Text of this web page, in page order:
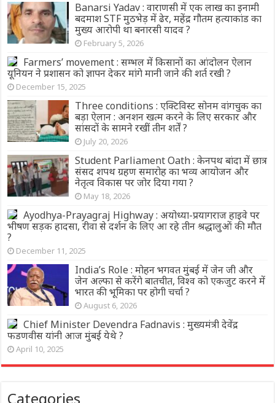
Banarsi Yadav : वाराणसी में एक लाख का इनामी
बदमाश STF मुठभेड़ में ढेर, महेंद्र गौतम हत्याकांड का
मुख्य आरोपी था बनारसी यादव ?
February 5, 2026
Farmers’ movement : सम्भल में किसानों का आंदोलन ऐलान
यूनियन ने प्रशासन को ज्ञापन देकर मांगे मानी जाने की शर्त रखी ?
December 15, 2025
Three conditions : एक्टिविस्ट सोनम वांगचुक का
बड़ा ऐलान : अनशन खत्म करने के लिए सरकार और
सांसदों के सामने रखीं तीन शर्तें ?
July 20, 2026
Student Parliament Oath : केनपथ बांदा में छात्र
संसद शपथ ग्रहण समारोह का भव्य आयोजन और
नेतृत्व विकास पर जोर दिया गया ?
May 18, 2026
Ayodhya-Prayagraj Highway : अयोध्या-प्रयागराज हाइवे पर
भीषण सड़क हादसा, रीवा से दर्शन के लिए आ रहे तीन श्रद्धालुओं की मौत
?
December 11, 2025
India’s Role : मोहन भगवत मुंबई में जेन जी और
जेन अल्फा से करेंगे बातचीत, विश्व को एकजुट करने में
भारत की भूमिका पर होगी चर्चा ?
August 6, 2026
Chief Minister Devendra Fadnavis : मुख्यमंत्री देवेंद्र
फडणवीस यांनी आज मुंबई येथे ?
April 10, 2025
Categories